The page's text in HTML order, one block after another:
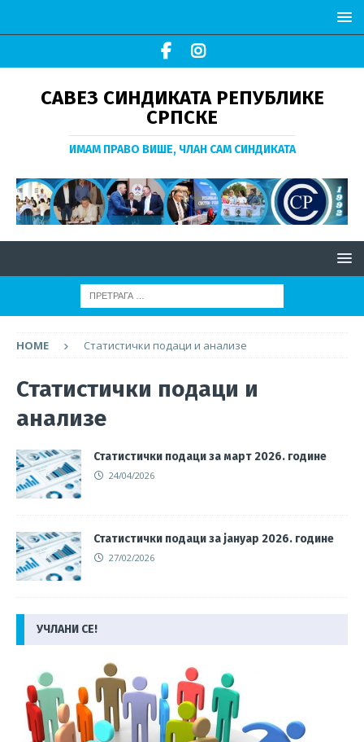
САВЕЗ СИНДИКАТА РЕПУБЛИКЕ
СРПСКЕ
ИМАМ ПРАВО ВИШЕ, ЧЛАН САМ СИНДИКАТА
HOME Статистички подаци и анализе
Статистички подаци и
анализе
Статистички подаци за март 2026. године
24/04/2026
Статистички подаци за јануар 2026. године
27/02/2026
УЧЛАНИ СЕ!